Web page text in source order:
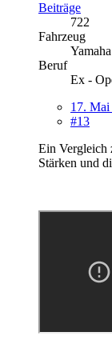
Beiträge
722
Fahrzeug
Beruf
Ex -
17. Mai
#13
Ein Vergleich
Stärken und